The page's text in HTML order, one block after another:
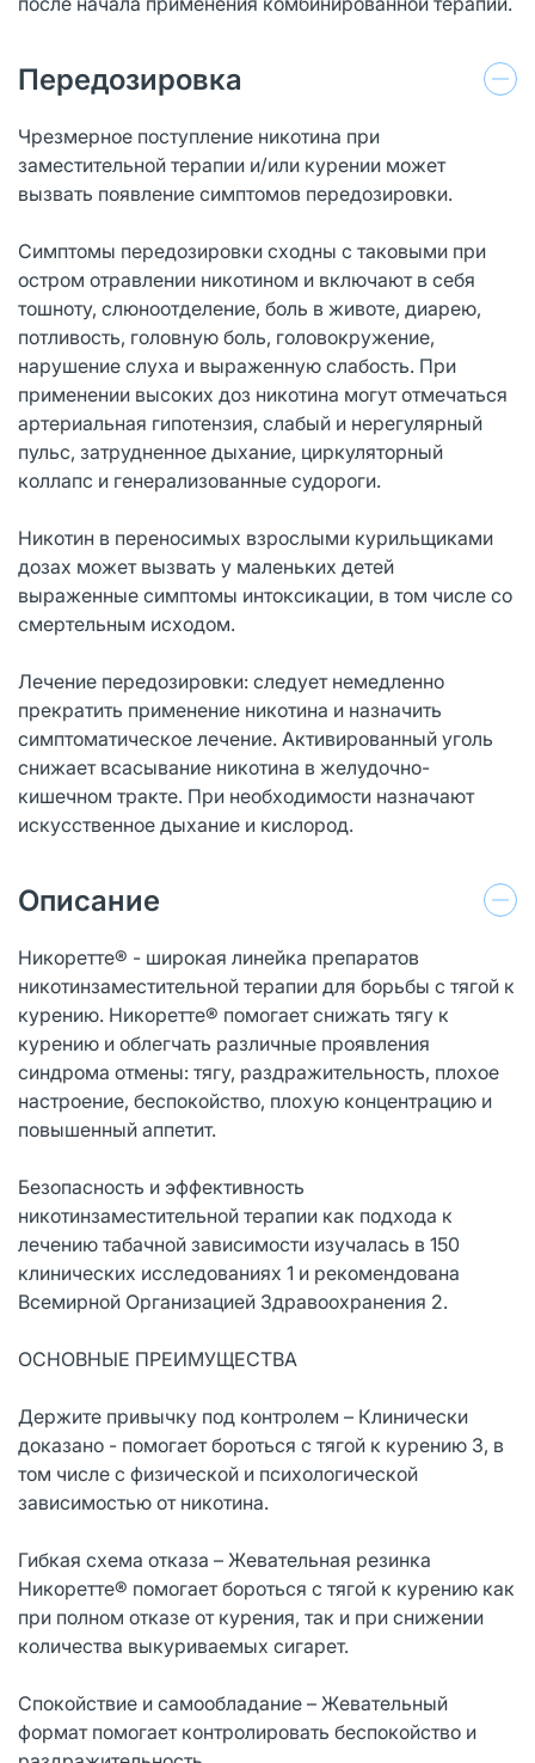
Передозировка
Чрезмерное поступление никотина при
заместительной терапии и/или курении может
вызвать появление симптомов передозировки.
Симптомы передозировки сходны с таковыми при
остром отравлении никотином и включают в себя
тошноту, слюноотделение, боль в животе, диарею,
потливость, головную боль, головокружение,
нарушение слуха и выраженную слабость. При
применении высоких доз никотина могут отмечаться
артериальная гипотензия, слабый и нерегулярный
пульс, затрудненное дыхание, циркуляторный
коллапс и генерализованные судороги.
Никотин в переносимых взрослыми курильщиками
дозах может вызвать у маленьких детей
выраженные симптомы интоксикации, в том числе со
смертельным исходом.
Лечение передозировки: следует немедленно
прекратить применение никотина и назначить
симптоматическое лечение. Активированный уголь
снижает всасывание никотина в желудочно-
кишечном тракте. При необходимости назначают
искусственное дыхание и кислород.
Описание
Никоретте® - широкая линейка препаратов
никотинзаместительной терапии для борьбы с тягой к
курению. Никоретте® помогает снижать тягу к
курению и облегчать различные проявления
синдрома отмены: тягу, раздражительность, плохое
настроение, беспокойство, плохую концентрацию и
повышенный аппетит.
Безопасность и эффективность
никотинзаместительной терапии как подхода к
лечению табачной зависимости изучалась в 150
клинических исследованиях 1 и рекомендована
Всемирной Организацией Здравоохранения 2.
ОСНОВНЫЕ ПРЕИМУЩЕСТВА
Держите привычку под контролем – Клинически
доказано - помогает бороться с тягой к курению 3, в
том числе с физической и психологической
зависимостью от никотина.
Гибкая схема отказа – Жевательная резинка
Никоретте® помогает бороться с тягой к курению как
при полном отказе от курения, так и при снижении
количества выкуриваемых сигарет.
Спокойствие и самообладание – Жевательный
формат помогает контролировать беспокойство и